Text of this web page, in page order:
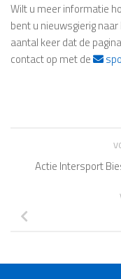
Wilt u meer informatie
bent u nieuwsgierig
aantal keer dat de
contact op met de
Actie Intersport